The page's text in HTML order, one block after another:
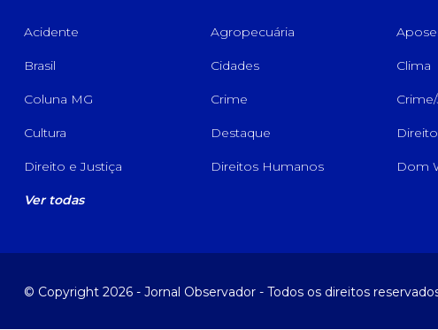
Acidente Agropecuária
Brasil Cidades Clima
Coluna MG Crime
Cultura Destaque
Direito e Justiça Direitos Humanos Dom
Ver todas
© Copyright 2026 - Jornal Observador - Todos os direitos